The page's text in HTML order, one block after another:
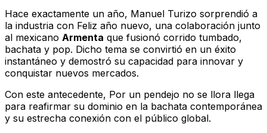
Hace exactamente un año, Manuel Turizo sorprendió a
la industria con Feliz año nuevo, una colaboración junto
al mexicano Armenta que fusionó corrido tumbado,
bachata y pop. Dicho tema se convirtió en un éxito
instantáneo y demostró su capacidad para innovar y
conquistar nuevos mercados.
Con este antecedente, Por un pendejo no se llora llega
para reafirmar su dominio en la bachata contemporánea
y su estrecha conexión con el público global.